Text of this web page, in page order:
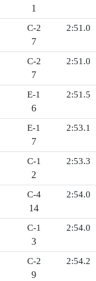
1
C-2
7
2:51.0
C-2
7
2:51.0
E-1
6
2:51.5
E-1
7
2:53.1
C-1
2
2:53.3
C-4
14
2:54.0
C-1
3
2:54.0
C-2
9
2:54.2